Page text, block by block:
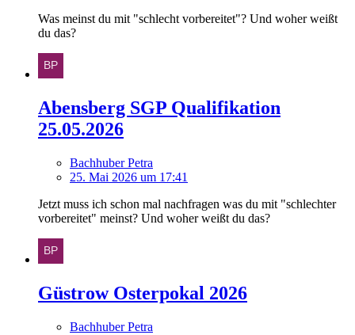
Was meinst du mit "schlecht vorbereitet"? Und woher weißt
du das?
Abensberg SGP Qualifikation
25.05.2026
Bachhuber Petra
25. Mai 2026 um 17:41
Jetzt muss ich schon mal nachfragen was du mit "schlechter
vorbereitet" meinst? Und woher weißt du das?
Güstrow Osterpokal 2026
Bachhuber Petra